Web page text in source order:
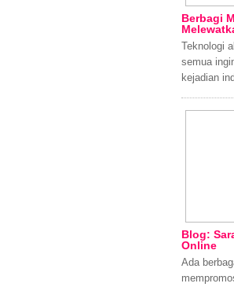
Berbagi
Teknologi
semua
kejadian
Blog:
Online
Ada